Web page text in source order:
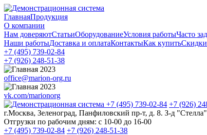
ГлавнаяПродукция
О компании
Нам доверяютСтатьиОборудованиеУсловия работыЧасто
Наши работыДоставка и оплатаКонтактыКак купитьСкидки
+7 (495) 739-02-84
+7 (926) 248-51-38
office@marion-org.ru
vk.com/marionorg
+7 (495) 739-02-84 +7 (926)
г.Москва, Зеленоград, Панфиловский пр-т, д. 8. З-д "Стелла"
Отгрузки по рабочим дням: с 10-00 до 16-00
+7 (495) 739-02-84 +7 (926) 248-51-38